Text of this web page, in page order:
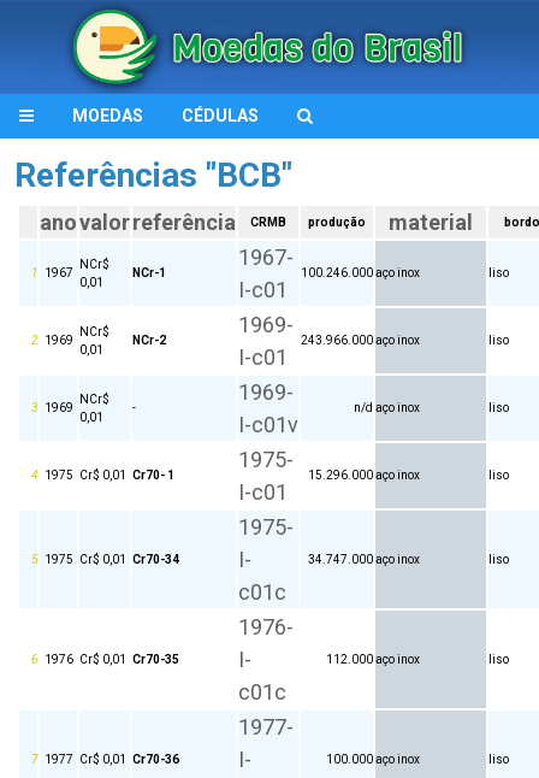
MOEDAS CÉDULAS
Referências "BCB"
anovalorreferência CRMB produção material bordo
1 1967
NCr$
0,01
NCr-1
1967-
I-c01
100.246.000aço inox liso
2 1969
NCr$
0,01
NCr-2
1969-
I-c01
243.966.000aço inox liso
3 1969
NCr$
0,01
-
1969-
I-c01v
n/d aço inox liso
4 1975 Cr$ 0,01 Cr70- 1
1975-
I-c01
15.296.000aço inox liso
5 1975 Cr$ 0,01 Cr70-34
1975-
I-
c01c
34.747.000aço inox liso
6 1976 Cr$ 0,01 Cr70-35
1976-
I-
c01c
112.000aço inox liso
7 1977 Cr$ 0,01 Cr70-36
1977-
I-
100.000aço inox liso